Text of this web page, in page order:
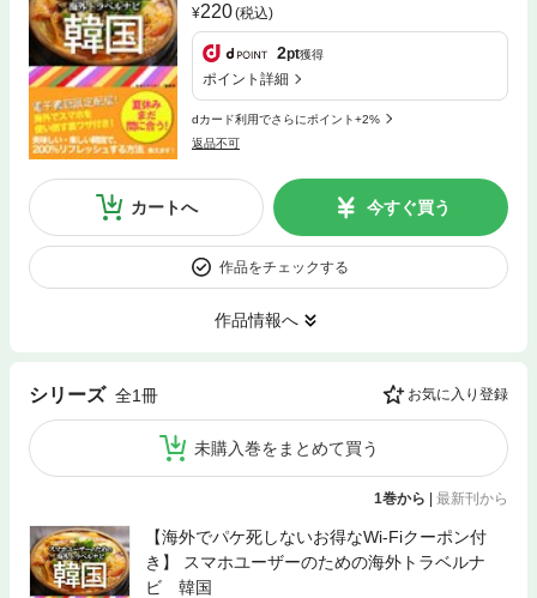
220(税込)
2pt獲得
ポイント詳細
dカード利用でさらにポイント+2%
返品不可
カートへ 今すぐ買う
作品をチェックする
作品情報へ
シリーズ 全1冊 お気に入り登録
未購入巻をまとめて買う
1巻から | 最新刊から
【海外でパケ死しないお得なWi-Fiクーポン付
き】 スマホユーザーのための海外トラベルナ
ビ 韓国